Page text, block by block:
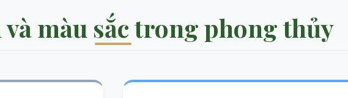
và màu sắc trong phong thủy